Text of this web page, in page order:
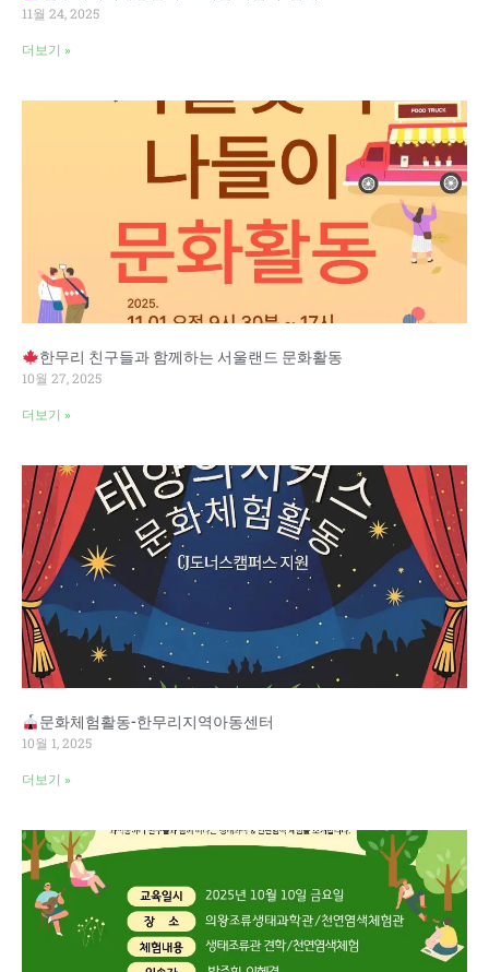
11월 24, 2025
더보기 »
한무리 친구들과 함께하는 서울랜드 문화활동
10월 27, 2025
더보기 »
문화체험활동-한무리지역아동센터
10월 1, 2025
더보기 »